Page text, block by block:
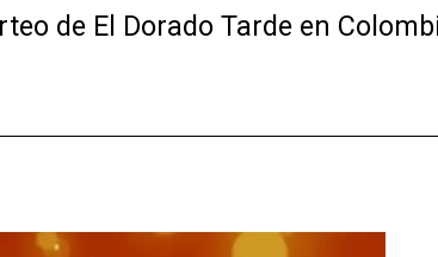
de El Dorado Tarde en